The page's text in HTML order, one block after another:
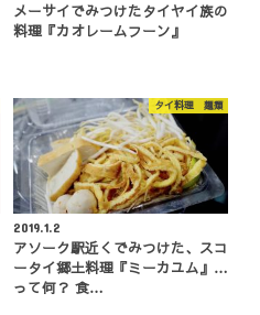
メーサイでみつけたタイヤイ族の
料理『カオレームフーン』
タイ料理 麺類
2019.1.2
アソーク駅近くでみつけた、スコ
ータイ郷土料理『ミーカユム』…
って何？ 食…